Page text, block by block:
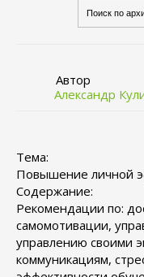
Автор
Александр
Тема:
Повышение личной
Содержание:
Рекомендации по:
самомотивации,
управлению своими
коммуникациям,